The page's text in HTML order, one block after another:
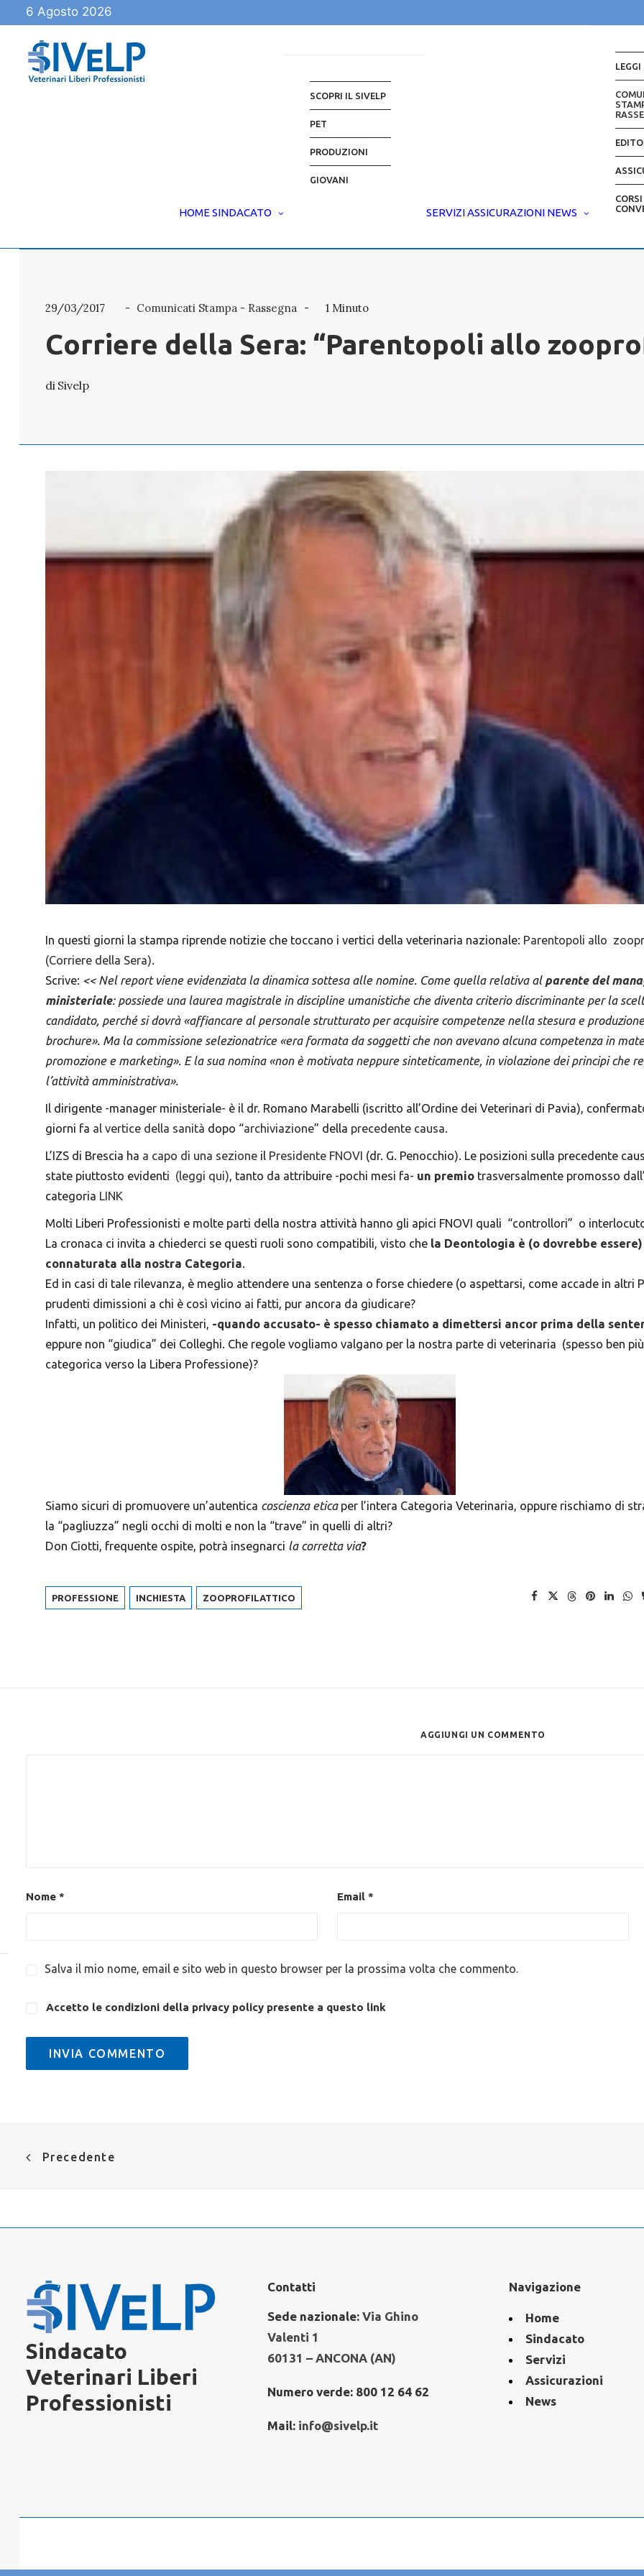
6 Agosto 2026
HOMESINDACATO
SCOPRI IL SIVELP
PET
PRODUZIONI
GIOVANI
SERVIZIASSICURAZIONI NEWS
LEGGI
CORSI
29/03/2017 Comunicati Stampa - Rassegna 1 Minuto
Corriere della Sera: “Parentopoli allo
Sivelp
In questi giorni la stampa riprende notizie che toccano i vertici della veterinaria nazionale: Parentopoli allo
(Corriere della Sera).
Scrive: << Nel report viene evidenziata la dinamica sottesa alle nomine. Come quella relativa al parente del
ministeriale: possiede una laurea magistrale in discipline umanistiche che diventa criterio discriminante per la
candidato, perché si dovrà «affiancare al personale strutturato per acquisire competenze nella stesura e
brochure». Ma la commissione selezionatrice «era formata da soggetti che non avevano alcuna competenza in
promozione e marketing». E la sua nomina «non è motivata neppure sinteticamente, in violazione dei principi che
l’attività amministrativa».
Il dirigente -manager ministeriale- è il dr. Romano Marabelli (iscritto all’Ordine dei Veterinari di Pavia),
giorni fa al vertice della sanità dopo “archiviazione” della precedente causa.
L’IZS di Brescia ha a capo di una sezioneil Presidente FNOVI (dr. G. Penocchio). Le posizioni sulla precedente
state piuttosto evidenti (leggi qui), tanto da attribuire -pochi mesi fa- un premiotrasversalmente promosso
categoria LINK
Molti Liberi Professionisti e molte parti della nostra attività hanno gli apici FNOVI quali “controllori” o
La cronaca ci invita a chiederci se questi ruoli sono compatibili, visto che la Deontologia è (o dovrebbe essere)
connaturata alla nostra Categoria.
Ed in casi di tale rilevanza, è meglio attendere una sentenza o forse chiedere (o aspettarsi, come accade in altri
prudenti dimissioni a chi è così vicino ai fatti, pur ancora da giudicare?
Infatti, un politico dei Ministeri, -quando accusato- è spesso chiamato a dimettersi ancor prima della
eppure non “giudica” dei Colleghi. Che regole vogliamo valgano per la nostra parte di veterinaria (spesso ben più
categorica verso la Libera Professione)?
Siamo sicuri di promuovere un’autentica coscienza etica per l’intera Categoria Veterinaria, oppure rischiamo di
la “pagliuzza” negli occhi di molti e non la “trave” in quelli di altri?
Don Ciotti, frequente ospite, potrà insegnarci la corretta via?
PROFESSIONE INCHIESTA ZOOPROFILATTICO
AGGIUNGI UN COMMENTO
Nome * Email *
Salva il mio nome, email e sito web in questo browser per la prossima volta che commento.
Accetto le condizioni della privacy policy presente a questo link
Precedente
Sindacato
Veterinari Liberi
Professionisti
Contatti
Sede nazionale: Via Ghino
Valenti 1
60131 – ANCONA (AN)
Numero verde: 800 12 64 62
Mail: info@sivelp.it
Navigazione
Home
Sindacato
Servizi
Assicurazioni
News